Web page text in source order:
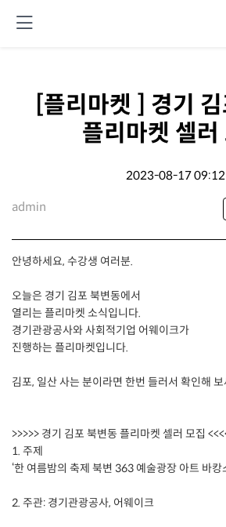
[플리마켓 ] 경기
플리마켓 셀러
2023-08-17 09:12
admin
안녕하세요, 수강생 여러분.
오늘은 경기 김포 북변동에서
열리는 플리마켓 소식입니다.
경기관광공사와 사회적기업 어웨이크가
진행하는 플리마켓입니다.
김포, 일산 사는 분이라면 한번 들러서 확인해 보
>>>>> 경기 김포 북변동 플리마켓 셀러 모집
1. 주제
‘한 여름밤의 축제 북변 363 예술광장 아트 바캉
2. 주관: 경기관광공사, 어웨이크